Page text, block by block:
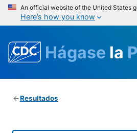
An official website of the United States
Here’s how you know
Hágase la
Resultados